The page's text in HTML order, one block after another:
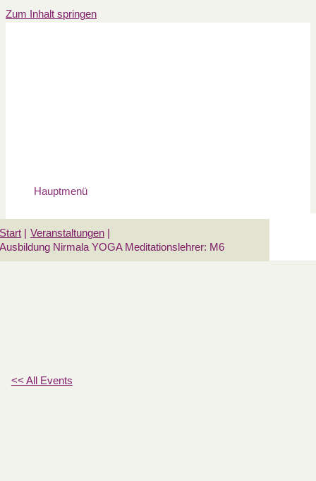
Zum Inhalt springen
Hauptmenü
Start
Veranstaltungen
Ausbildung Nirmala YOGA Meditationslehrer: M6
<< All Events